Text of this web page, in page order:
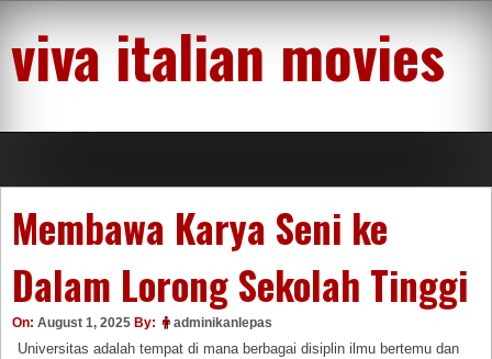
content
viva italian movies
Membawa Karya Seni ke
Dalam Lorong Sekolah Tinggi
On: August 1, 2025 By: adminikanlepas
Universitas adalah tempat di mana berbagai disiplin ilmu bertemu dan